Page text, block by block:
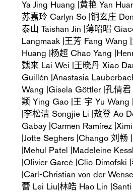
Ya Jing Huang |黄艳 Yan
苏嘉玲 Carlyn So |铜玄庄
泰山 Taishan Jin |薄昭昭
Langmaak |王芳 Fang Wang
Huang |杨超 Chao Yang
魏来 Lai Wei |王晓丹 Xiao
Guillén |Anastasia
Wang |Gisela Göttler |孔倩
颖 Ying Gao |王 宇 Yu Wang
|李松洁 Songjie Li |敖登 Ao
Gabay |Carmen Ramírez
|Jotte Seghers |Chango 刘畅
|Mehul Patel |Madeleine
|Olivier Garcé |Clio Dimofski
|Carl-Christian von der
蕾 Lei Liu|林皓 Hao Lin